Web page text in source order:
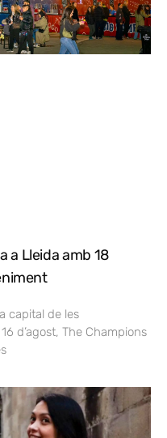
a Lleida amb 18
capital de les
d’agost, The Champions